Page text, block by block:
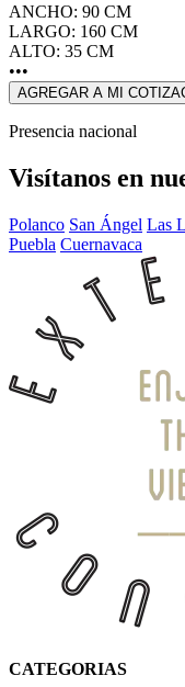
ANCHO: 90 CM
LARGO: 160 CM
ALTO: 35 CM
•••
AGREGAR A MI
Presencia nacional
Visítanos en
Polanco San Ángel Las
Puebla Cuernavaca
CATEGORIAS